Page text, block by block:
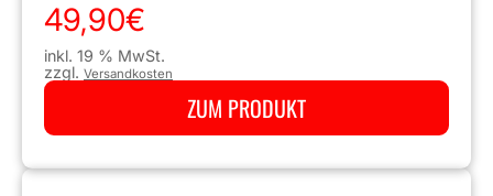
49,90€
inkl. 19 % MwSt.
zzgl. Versandkosten
ZUM PRODUKT